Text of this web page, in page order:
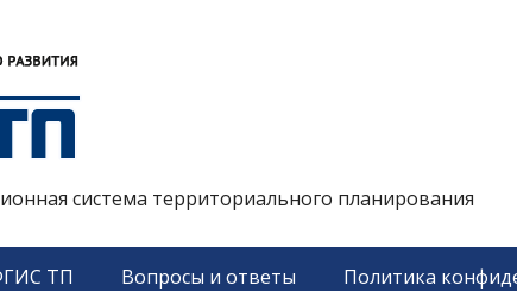
система территориального планирования
ТП Вопросы и ответы Политика